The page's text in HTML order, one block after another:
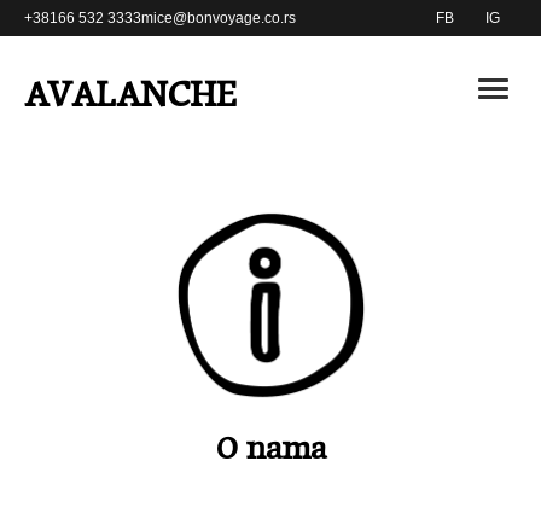
+38166 532 3333mice@bonvoyage.co.rs FB IG
AVALANCHE
AUT / Bad Klein
FRA / La Plagne
O nama